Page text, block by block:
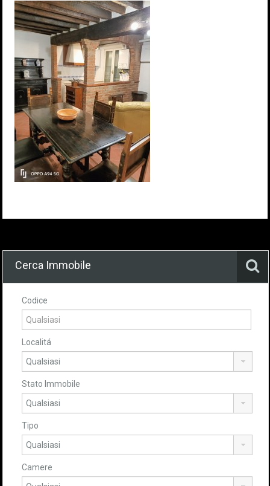
Cerca Immobile
Codice
Localitá
Stato Immobile
Tipo
Camere